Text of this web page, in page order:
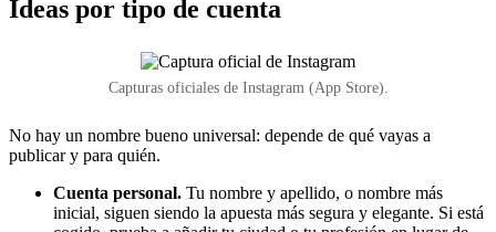
Ideas por tipo de cuenta
Capturas oficiales de Instagram (App Store).
No hay un nombre bueno universal: depende de qué vayas a
publicar y para quién.
Cuenta personal. Tu nombre y apellido, o nombre más
inicial, siguen siendo la apuesta más segura y elegante. Si está